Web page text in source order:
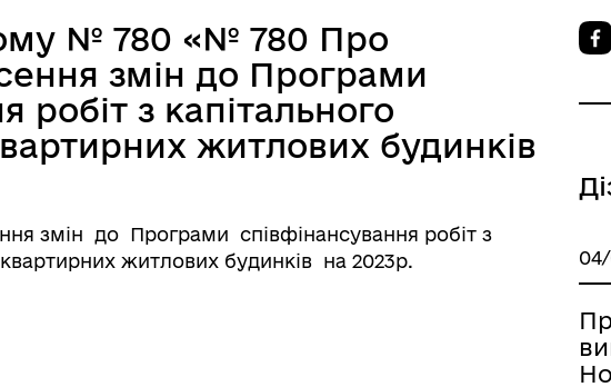
№ 780 «№ 780 Про
змін до Програми
робіт з капітального
житлових будинків
змін до Програми співфінансування робіт з
житлових будинків на 2023р.